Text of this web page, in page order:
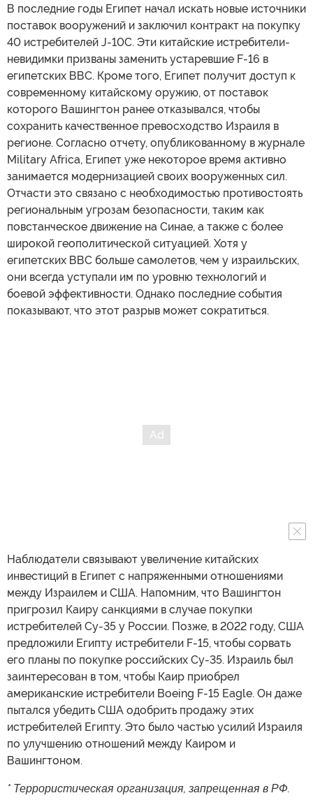
В последние годы Египет начал искать новые источники
поставок вооружений и заключил контракт на покупку
40 истребителей J-10C. Эти китайские истребители-
невидимки призваны заменить устаревшие F-16 в
египетских ВВС. Кроме того, Египет получит доступ к
современному китайскому оружию, от поставок
которого Вашингтон ранее отказывался, чтобы
сохранить качественное превосходство Израиля в
регионе. Согласно отчету, опубликованному в журнале
Military Africa, Египет уже некоторое время активно
занимается модернизацией своих вооруженных сил.
Отчасти это связано с необходимостью противостоять
региональным угрозам безопасности, таким как
повстанческое движение на Синае, а также с более
широкой геополитической ситуацией. Хотя у
египетских ВВС больше самолетов, чем у израильских,
они всегда уступали им по уровню технологий и
боевой эффективности. Однако последние события
показывают, что этот разрыв может сократиться.
Наблюдатели связывают увеличение китайских
инвестиций в Египет с напряженными отношениями
между Израилем и США. Напомним, что Вашингтон
пригрозил Каиру санкциями в случае покупки
истребителей Су-35 у России. Позже, в 2022 году, США
предложили Египту истребители F-15, чтобы сорвать
его планы по покупке российских Су-35. Израиль был
заинтересован в том, чтобы Каир приобрел
американские истребители Boeing F-15 Eagle. Он даже
пытался убедить США одобрить продажу этих
истребителей Египту. Это было частью усилий Израиля
по улучшению отношений между Каиром и
Вашингтоном.
* Террористическая организация, запрещенная в РФ.